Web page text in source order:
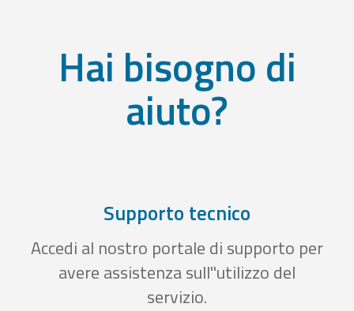
Hai bisogno di
aiuto?
Supporto tecnico
Accedi al nostro portale di supporto per
avere assistenza sull''utilizzo del
servizio.